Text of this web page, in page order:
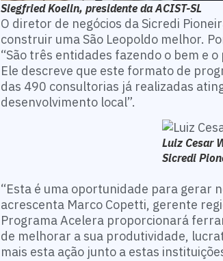
Siegfried Koelln, presidente da ACIST-SL
O diretor de negócios da Sicredi
construir uma São Leopoldo melhor.
“São três entidades fazendo o bem e
Ele descreve que este formato de
das 490 consultorias já realizadas
desenvolvimento local”.
Luiz Cesar
Sicredi
“Esta é uma oportunidade para gerar
acrescenta Marco Copetti, gerente
Programa Acelera proporcionará
de melhorar a sua produtividade,
mais esta ação junto a estas